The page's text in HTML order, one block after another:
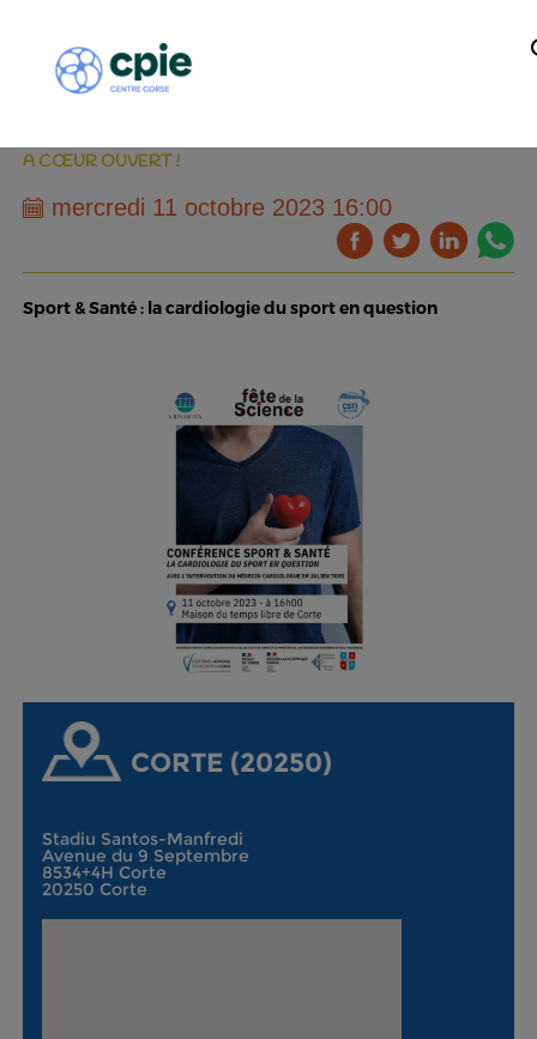
A CŒUR OUVERT !
mercredi 11 octobre 2023 16:00
Sport & Santé : la cardiologie du sport en question
CORTE (20250)
Stadiu Santos-Manfredi
Avenue du 9 Septembre
8534+4H Corte
20250 Corte